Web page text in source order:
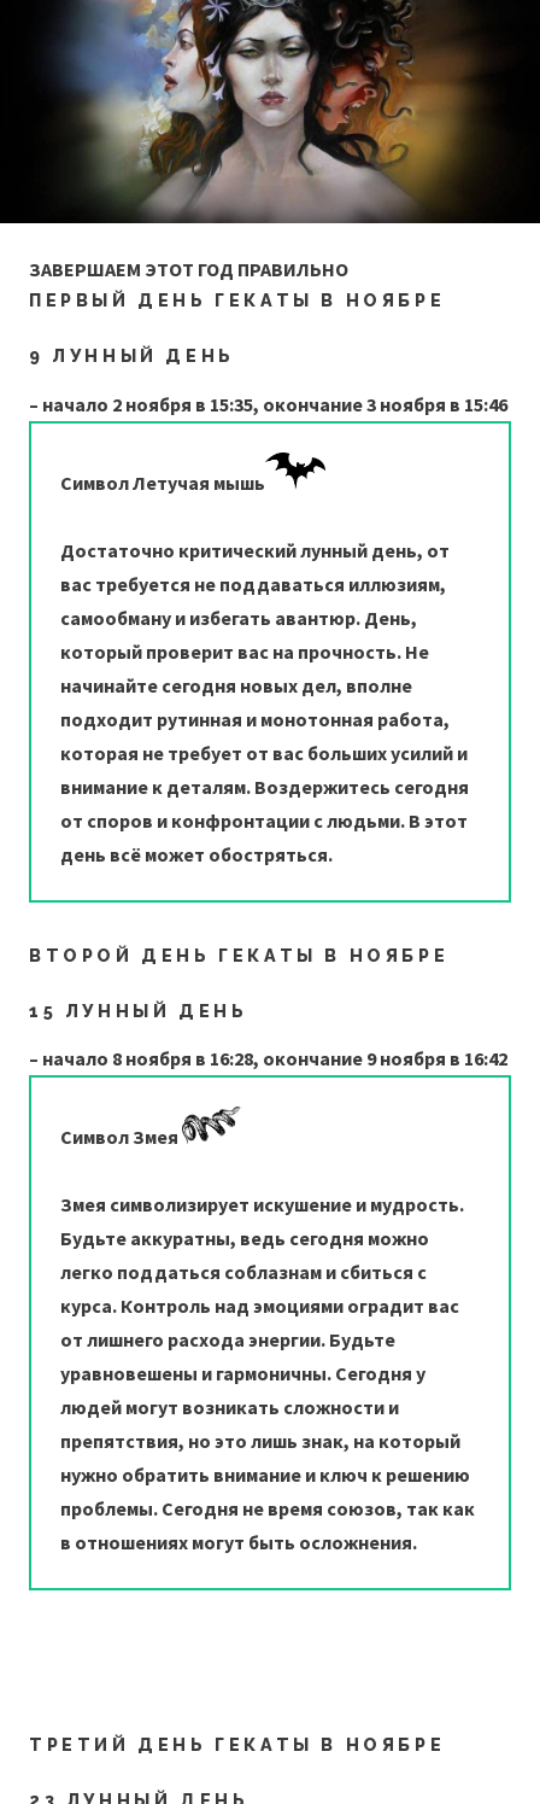
ЗАВЕРШАЕМ ЭТОТ ГОД ПРАВИЛЬНО
ПЕРВЫЙ ДЕНЬ ГЕКАТЫ В НОЯБРЕ
9 ЛУННЫЙ ДЕНЬ
– начало 2 ноября в 15:35, окончание 3 ноября в 15:46
Символ Летучая мышь
Достаточно критический лунный день, от
вас требуется не поддаваться иллюзиям,
самообману и избегать авантюр. День,
который проверит вас на прочность. Не
начинайте сегодня новых дел, вполне
подходит рутинная и монотонная работа,
которая не требует от вас больших усилий и
внимание к деталям. Воздержитесь сегодня
от споров и конфронтации с людьми. В этот
день всё может обостряться.
ВТОРОЙ ДЕНЬ ГЕКАТЫ В НОЯБРЕ
15 ЛУННЫЙ ДЕНЬ
– начало 8 ноября в 16:28, окончание 9 ноября в 16:42
Символ Змея
Змея символизирует искушение и мудрость.
Будьте аккуратны, ведь сегодня можно
легко поддаться соблазнам и сбиться с
курса. Контроль над эмоциями оградит вас
от лишнего расхода энергии. Будьте
уравновешены и гармоничны. Сегодня у
людей могут возникать сложности и
препятствия, но это лишь знак, на который
нужно обратить внимание и ключ к решению
проблемы. Сегодня не время союзов, так как
в отношениях могут быть осложнения.
ТРЕТИЙ ДЕНЬ ГЕКАТЫ В НОЯБРЕ